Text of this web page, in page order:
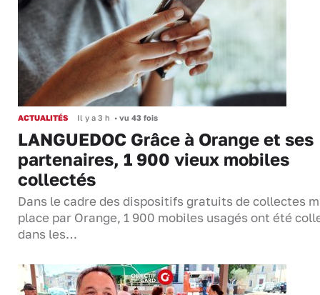
ACTUALITÉS Il y a 3 h • vu 43 fois
LANGUEDOC Grâce à Orange et ses
partenaires, 1 900 vieux mobiles
collectés
Dans le cadre des dispositifs gratuits de collectes
place par Orange, 1 900 mobiles usagés ont été
dans les…